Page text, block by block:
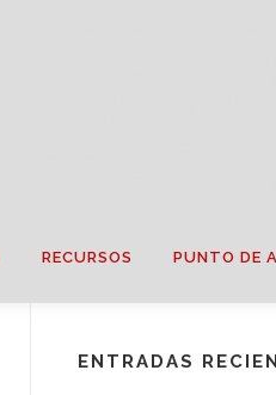
RECURSOS PUNTO DE
ENTRADAS